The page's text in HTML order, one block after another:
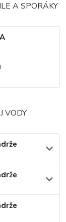
A SPORÁKY
VODY